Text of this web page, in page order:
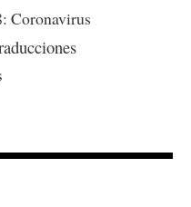
Coronavirus